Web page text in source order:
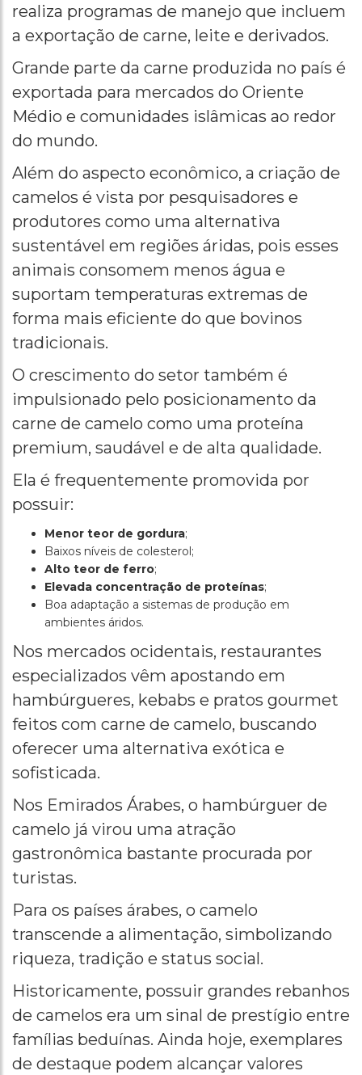
realiza programas de manejo que incluem
a exportação de carne, leite e derivados.
Grande parte da carne produzida no país é
exportada para mercados do Oriente
Médio e comunidades islâmicas ao redor
do mundo.
Além do aspecto econômico, a criação de
camelos é vista por pesquisadores e
produtores como uma alternativa
sustentável em regiões áridas, pois esses
animais consomem menos água e
suportam temperaturas extremas de
forma mais eficiente do que bovinos
tradicionais.
O crescimento do setor também é
impulsionado pelo posicionamento da
carne de camelo como uma proteína
premium, saudável e de alta qualidade.
Ela é frequentemente promovida por
possuir:
Menor teor de gordura;
Baixos níveis de colesterol;
Alto teor de ferro;
Elevada concentração de proteínas;
Boa adaptação a sistemas de produção em
ambientes áridos.
Nos mercados ocidentais, restaurantes
especializados vêm apostando em
hambúrgueres, kebabs e pratos gourmet
feitos com carne de camelo, buscando
oferecer uma alternativa exótica e
sofisticada.
Nos Emirados Árabes, o hambúrguer de
camelo já virou uma atração
gastronômica bastante procurada por
turistas.
Para os países árabes, o camelo
transcende a alimentação, simbolizando
riqueza, tradição e status social.
Historicamente, possuir grandes rebanhos
de camelos era um sinal de prestígio entre
famílias beduínas. Ainda hoje, exemplares
de destaque podem alcançar valores